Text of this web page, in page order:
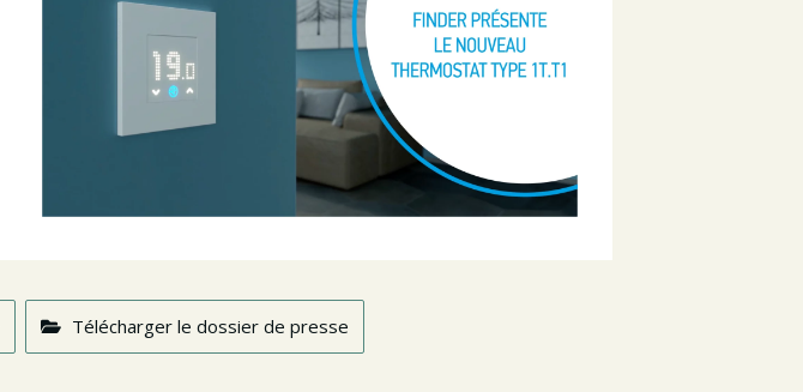
Télécharger le dossier de presse